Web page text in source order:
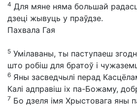
4 Для мяне няма большай
дзеці жывуць у праўдзе.
Пахвала Гая
5 Умілаваны, ты паступаеш
што робіш для братоў і
6 Яны засведчылі перад
Калі адправіш іх па-Божаму,
7 Бо дзеля імя Хрыстовага яны